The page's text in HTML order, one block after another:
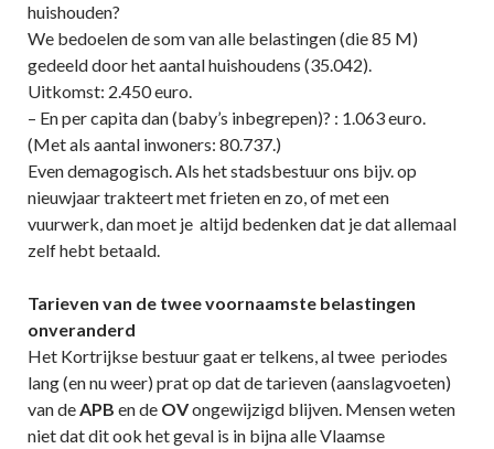
huishouden?
We bedoelen de som van alle belastingen (die 85 M)
gedeeld door het aantal huishoudens (35.042).
Uitkomst: 2.450 euro.
– En per capita dan (baby’s inbegrepen)? : 1.063 euro.
(Met als aantal inwoners: 80.737.)
Even demagogisch. Als het stadsbestuur ons bijv. op
nieuwjaar trakteert met frieten en zo, of met een
vuurwerk, dan moet je altijd bedenken dat je dat allemaal
zelf hebt betaald.
Tarieven van de twee voornaamste belastingen
onveranderd
Het Kortrijkse bestuur gaat er telkens, al twee periodes
lang (en nu weer) prat op dat de tarieven (aanslagvoeten)
van deAPB en de OVongewijzigd blijven. Mensen weten
niet dat dit ook het geval is in bijna alle Vlaamse